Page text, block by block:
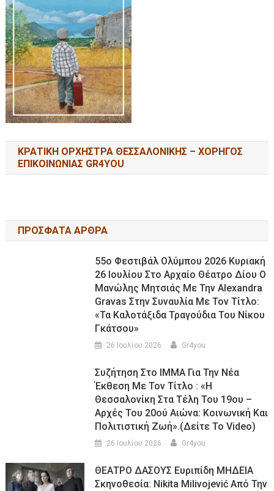
ΚΡΑΤΙΚΗ ΟΡΧΗΣΤΡΑ ΘΕΣΣΑΛΟΝΙΚΗΣ – ΧΟΡΗΓΟΣ
ΕΠΙΚΟΙΝΩΝΙΑΣ GR4YOU
ΠΡΟΣΦΑΤΑ ΑΡΘΡΑ
55ο Φεστιβάλ Ολύμπου 2026 Κυριακή
26 Ιουλίου Στο Αρχαίο Θέατρο Δίου Ο
Μανώλης Μητσιάς Με Την Alexandra
Gravas Στην Συναυλία Με Τον Τίτλο:
«τα Καλοτάξιδα Τραγούδια Του Νίκου
Γκάτσου»
26 Ιουλίου 2026 Gr4you
Συζήτηση Στο ΙΜΜΑ Για Την Νέα
Έκθεση Με Τον Τίτλο : «Η
Θεσσαλονίκη Στα Τέλη Του 19ου –
Αρχές Του 20ού Αιώνα: Κοινωνική Και
Πολιτιστική Ζωή».(Δείτε Το Video)
26 Ιουλίου 2026 Gr4you
ΘΕΑΤΡΟ ΔΑΣΟΥΣ Ευριπίδη ΜΗΔΕΙΑ
Σκηνοθεσία: Nikita Milivojević Από Την